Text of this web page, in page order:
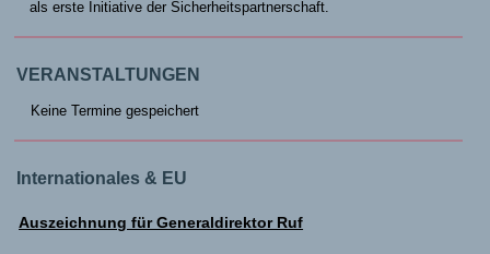
als erste Initiative der Sicherheitspartnerschaft.
VERANSTALTUNGEN
Keine Termine gespeichert
Internationales & EU
Auszeichnung für Generaldirektor Ruf